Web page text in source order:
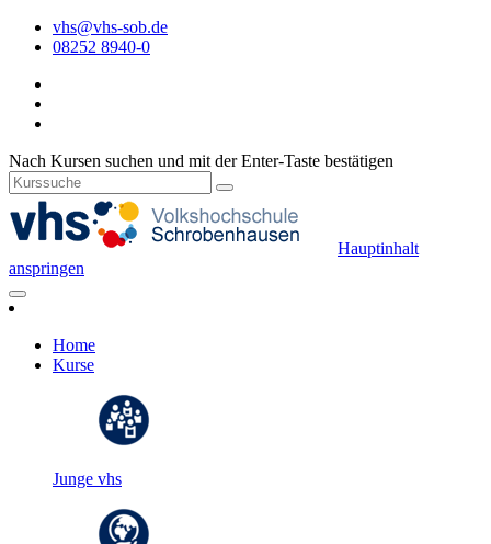
vhs@vhs-sob.de
08252 8940-0
Nach Kursen suchen und mit der Enter-Taste bestätigen
Hauptinhalt
anspringen
Home
Kurse
Junge vhs